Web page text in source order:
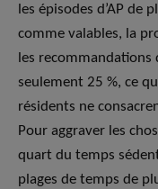
les épisodes d’AP de
comme valables, la
les recommandations
seulement 25 %, ce
résidents ne
Pour aggraver les
quart du temps
plages de temps de